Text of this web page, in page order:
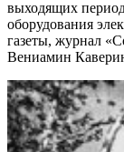
выходящих
оборудования
газеты, журнал
Вениамин